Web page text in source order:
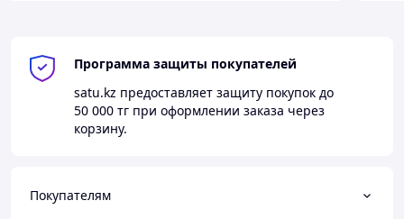
Программа защиты покупателей
satu.kz предоставляет защиту покупок до
50 000 тг при оформлении заказа через
корзину.
Покупателям